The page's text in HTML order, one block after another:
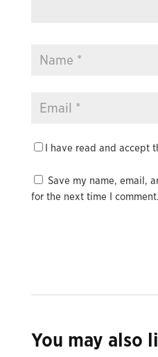
I have read and accept
Save my name, email,
for the next time I comment.
You may also